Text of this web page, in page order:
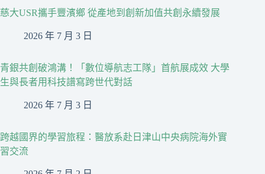
慈大USR攜手豐濱鄉 從產地到創新加值共創永續發展
2026 年 7 月 3 日
青銀共創破鴻溝！「數位導航志工隊」首航展成效 大學
生與長者用科技譜寫跨世代對話
2026 年 7 月 3 日
跨越國界的學習旅程：醫放系赴日津山中央病院海外實
習交流